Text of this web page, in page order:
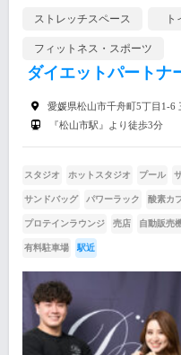
ストレッチスペース ト
フィットネス・スポーツ
ダイエットパートナ
愛媛県松山市千舟町5丁目1-6
『松山市駅』より徒歩3分
スタジオ ホットスタジオ プール
サンドバッグ パワーラック 酸素カ
プロテインラウンジ 売店 自動販売
有料駐車場 駅近